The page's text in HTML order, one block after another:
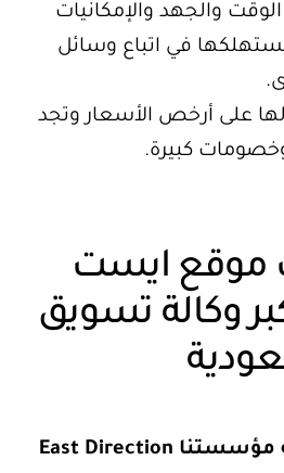
والجهد والإمكانيات
في اتباع وسائل
على أرخص الأسعار وتجد
كبيرة.
موقع ايست
وكالة تسويق
لا يقتصر ما تقدمه مؤسستنا East Direction